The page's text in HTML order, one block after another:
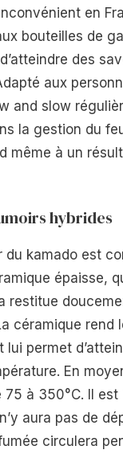
en
bouteilles de
des
aux
and slow
la gestion du
même à un
hybrides
du kamado est
épaisse,
restitue
céramique rend
lui permet
En
75 à 350°C. Il est
aura pas de
circulera